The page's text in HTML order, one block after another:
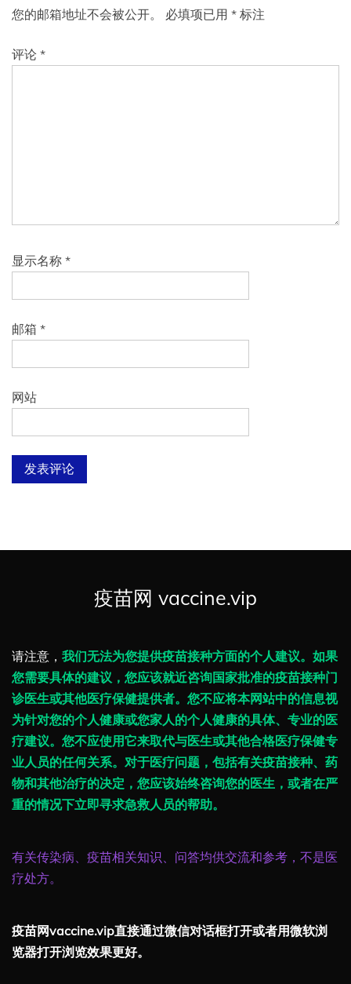
您的邮箱地址不会被公开。 必填项已用 * 标注
评论 *
显示名称 *
邮箱 *
网站
疫苗网 vaccine.vip
请注意， 我们无法为您提供疫苗接种方面的个人建议。如果
您需要具体的建议，您应该就近咨询国家批准的疫苗接种门
诊医生或其他医疗保健提供者。您不应将本网站中的信息视
为针对您的个人健康或您家人的个人健康的具体、专业的医
疗建议。您不应使用它来取代与医生或其他合格医疗保健专
业人员的任何关系。对于医疗问题，包括有关疫苗接种、药
物和其他治疗的决定，您应该始终咨询您的医生，或者在严
重的情况下立即寻求急救人员的帮助。
有关传染病、疫苗相关知识、问答均供交流和参考，不是医
疗处方。
疫苗网vaccine.vip直接通过微信对话框打开或者用微软浏
览器打开浏览效果更好。